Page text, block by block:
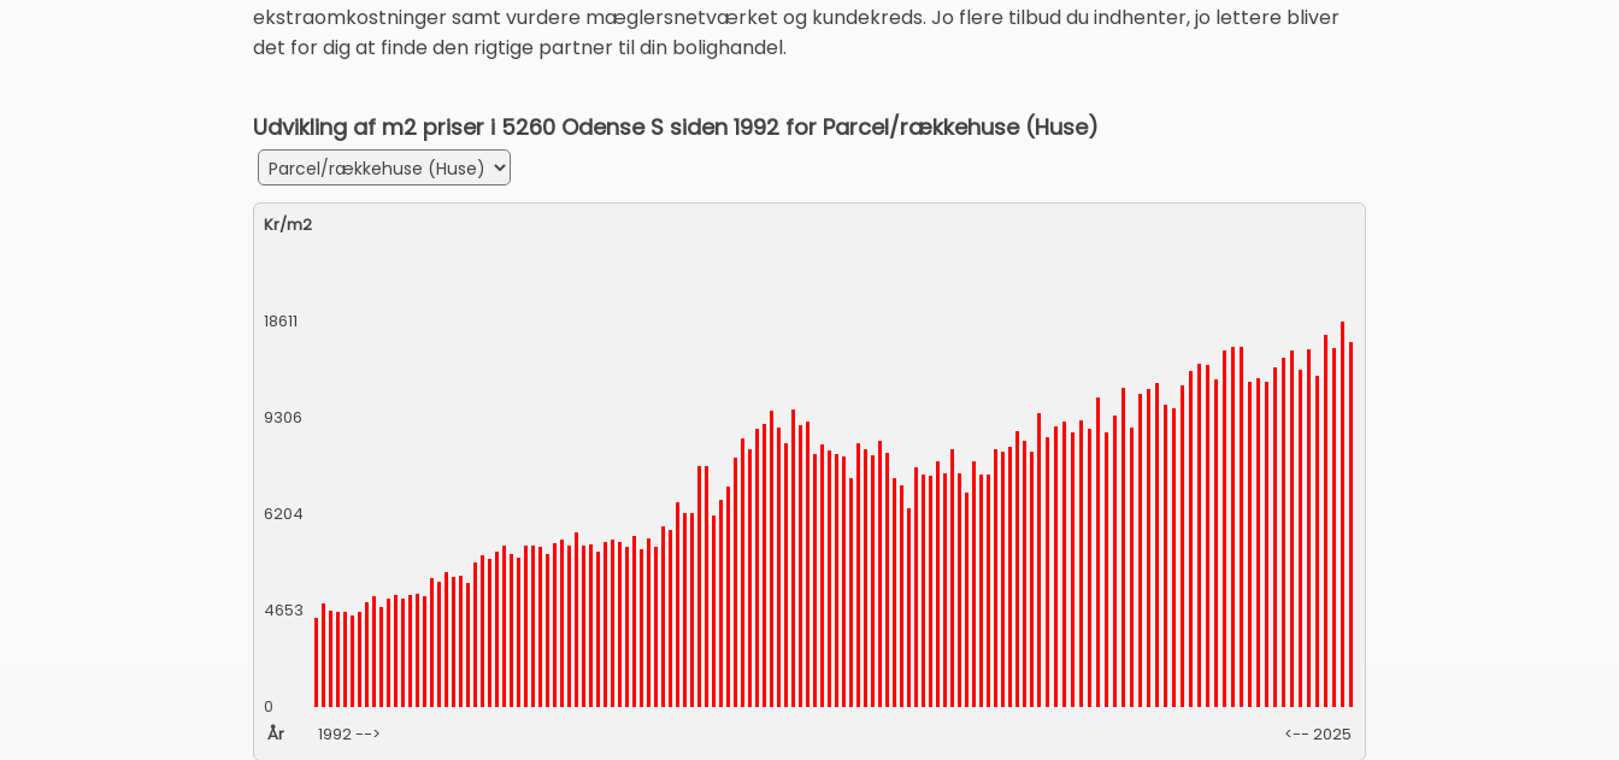
ekstraomkostninger samt vurdere mæglersnetværket og kundekreds. Jo flere tilbud du indhenter, jo lettere bliver
det for dig at finde den rigtige partner til din bolighandel.
Udvikling af m2 priser i 5260 Odense S siden 1992 for Parcel/rækkehuse (Huse)
Kr/m2
18611
9306
6204
4653
0
År
1992 --> <-- 2025